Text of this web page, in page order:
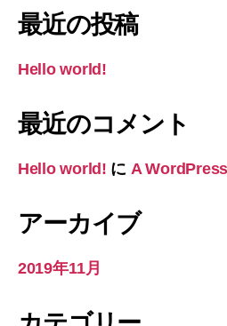
象:
最近の投稿
Hello world!
最近のコメント
Hello world! に A
アーカイブ
2019年11月